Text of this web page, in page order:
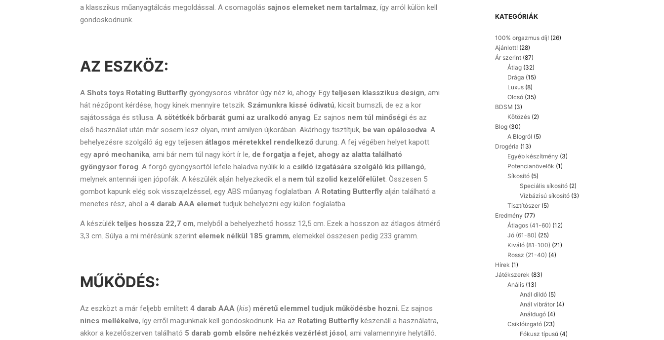
a klasszikus műanyagtálcás megoldással. A csomagolás sajnos elemeket nem tartalmaz, így arról külön kell
gondoskodnunk.
AZ ESZKÖZ:
A Shots toys Rotating Butterfly gyöngysoros vibrátor úgy néz ki, ahogy. Egy teljesen klasszikus design, ami
hát nézőpont kérdése, hogy kinek mennyire tetszik. Számunkra kissé ódivatú, kicsit bumszli, de ez a kor
sajátossága és stílusa. A sötétkék bőrbarát gumi az uralkodó anyag . Ez sajnos nem túl minőségi és az
első használat után már sosem lesz olyan, mint amilyen újkorában. Akárhogy tisztítjuk, be van opálosodva . A
behelyezésre szolgáló ág egy teljesen átlagos méretekkel rendelkező durung. A fej végében helyet kapott
egy apró mechanika, ami bár nem túl nagy kört ír le, de forgatja a fejet, ahogy az alatta található
gyöngysor forog . A forgó gyöngysortól lefele haladva nyúlik ki a csikló izgatására szolgáló kis pillangó,
melynek antennái igen jópofák. A készülék alján helyezkedik el a nem túl szolid kezelőfelület . Összesen 5
gombot kapunk elég sok visszajelzéssel, egy ABS műanyag foglalatban. A Rotating Butterfly alján található a
menetes rész, ahol a 4 darab AAA elemet tudjuk behelyezni egy külön foglalatba.
A készülék teljes hossza 22,7 cm, melyből a behelyezhető hossz 12,5 cm. Ezek a hosszon az átlagos átmérő
3,3 cm. Súlya a mi mérésünk szerint elemek nélkül 185 gramm, elemekkel összesen pedig 233 gramm.
MŰKÖDÉS:
Az eszközt a már feljebb említett 4 darab AAA (kis) méretű elemmel tudjuk működésbe hozni. Ez sajnos
nincs mellékelve, így erről magunknak kell gondoskodnunk. Ha az Rotating Butterfly készenáll a használatra,
akkor a kezelőszerven található 5 darab gomb elsőre nehézkés vezérlést jósol , ami valamennyire helytálló.
KATEGÓRIÁK
100% orgazmus díj! (26)
Ajánlott! (28)
Ár szerint (87)
Átlag (32)
Drága (15)
Luxus (8)
Olcsó (35)
BDSM (3)
Kötözés (2)
Blog (30)
A Blogról (5)
Drogéria (13)
Egyéb készítmény (3)
Potencianövelők (1)
Síkosító (5)
Speciális síkosító (2)
Vízbázisú síkosító (3)
Tisztítószer (5)
Eredmény (77)
Átlagos (41-60) (12)
Jó (61-80) (25)
Kiváló (81-100) (21)
Rossz (21-40) (4)
Hírek (1)
Játékszerek (83)
Anális (13)
Anál dildó (5)
Anál vibrátor (4)
Análdugó (4)
Csiklóizgató (23)
Fókusz típusú (4)